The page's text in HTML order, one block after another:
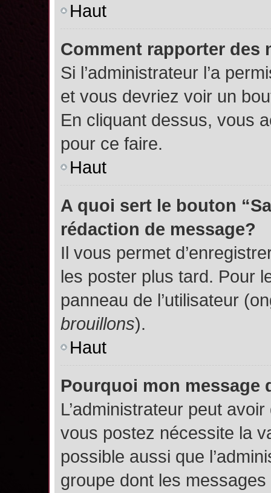
Haut
Comment rapporter des
Si l’administrateur l’a
et vous devriez voir un
En cliquant dessus, vous
pour ce faire.
Haut
A quoi sert le bouton
rédaction de message?
Il vous permet
les poster plus tard. Pour
panneau de l’utilisateur
brouillons).
Haut
Pourquoi mon message
L’administrateur peut
vous postez nécessite la
possible aussi que
groupe dont les